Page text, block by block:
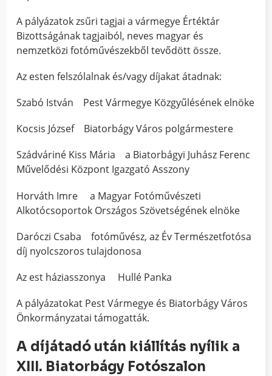
A pályázatok zsűri tagjai a vármegye Értéktár
Bizottságának tagjaiból, neves magyar és
nemzetközi fotóművészekből tevődött össze.
Az esten felszólalnak és/vagy díjakat átadnak:
Szabó István Pest Vármegye Közgyűlésének elnöke
Kocsis József Biatorbágy Város polgármestere
Szádváriné Kiss Mária a Biatorbágyi Juhász Ferenc
Művelődési Központ Igazgató Asszony
Horváth Imre a Magyar Fotóművészeti
Alkotócsoportok Országos Szövetségének elnöke
Daróczi Csaba fotóművész, az Év Természetfotósa
díj nyolcszoros tulajdonosa
Az est háziasszonya Hullé Panka
A pályázatokat Pest Vármegye és Biatorbágy Város
Önkormányzatai támogatták.
A díjátadó után kiállítás nyílik a
XIII. Biatorbágy Fotószalon